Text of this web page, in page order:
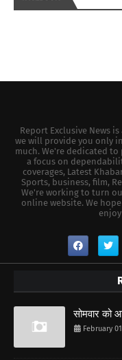
Report Exclusive News
we will provide you only
much. We're dedicated
a focus on
coverages, Latest
Sports, business, film,
We're working to turn
online website. We
सोमवार को
February